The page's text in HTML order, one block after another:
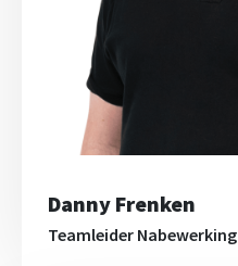
Danny Frenken
Teamleider Nabewerking